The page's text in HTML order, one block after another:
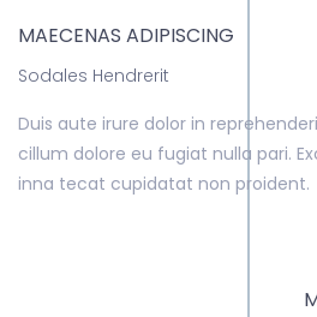
MAECENAS ADIPISCING
Sodales Hendrerit
Duis aute irure dolor in
cillum dolore eu fugiat nulla pari.
inna tecat cupidatat non proident.